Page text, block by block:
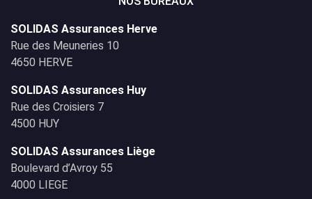
SOLIDAS Assurances Herve
Rue des Meuneries 10
4650 HERVE
SOLIDAS Assurances Huy
Rue des Croisiers 7
4500 HUY
SOLIDAS Assurances Liège
Boulevard d’Avroy 55
4000 LIEGE